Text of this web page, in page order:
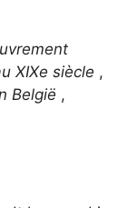
XIXe siècle ,
België ,